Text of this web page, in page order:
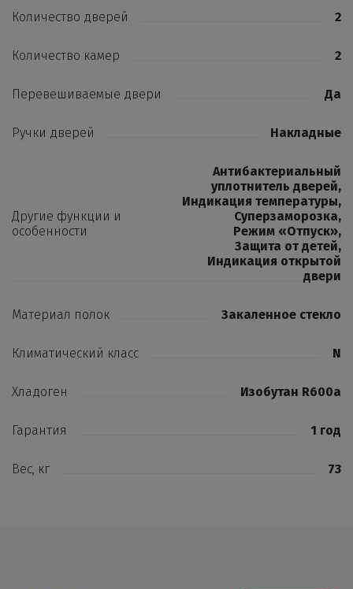
Количество дверей 2
Количество камер 2
Перевешиваемые двери Да
Ручки дверей Накладные
Другие функции и
особенности
Антибактериальный
уплотнитель дверей,
Индикация температуры,
Суперзаморозка,
Режим «Отпуск»,
Защита от детей,
Индикация открытой
двери
Материал полок Закаленное стекло
Климатический класс N
Хладоген Изобутан R600a
Гарантия 1 год
Вес, кг 73